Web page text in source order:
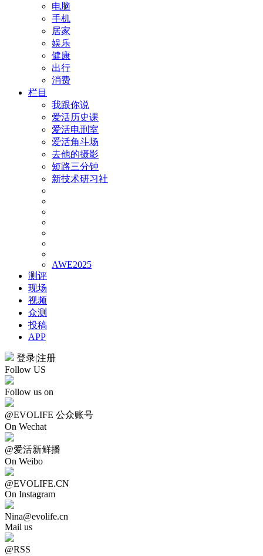
电脑
手机
居家
娱乐
健康
出行
消费
栏目
我跟你说
爱活历史课
爱活电刑室
爱活角斗场
去他的摄影
短路三分钟
新技术研习社
AWE2025
测评
现场
视频
众测
投稿
APP
登录|注册
Follow US
Follow us on
@EVOLIFE 公众账号
On Wechat
@爱活新鲜播
On Weibo
@EVOLIFE.CN
On Instagram
Nina@evolife.cn
Mail us
@RSS